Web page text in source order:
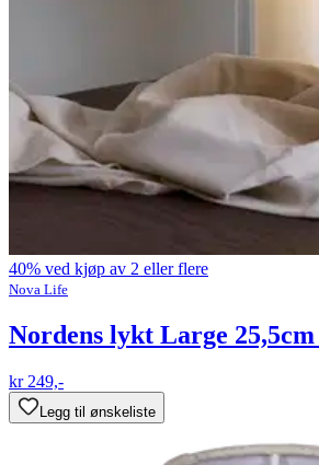
40% ved kjøp av 2 eller flere
Nova Life
Nordens lykt Large
kr 249,-
Legg til ønskeliste